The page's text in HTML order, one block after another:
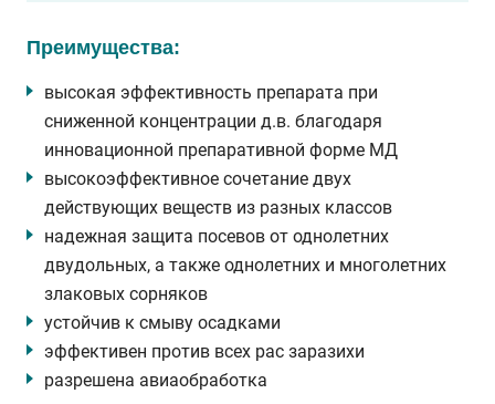
Преимущества:
высокая эффективность препарата при
сниженной концентрации д.в. благодаря
инновационной препаративной форме МД
высокоэффективное сочетание двух
действующих веществ из разных классов
надежная защита посевов от однолетних
двудольных, а также однолетних и многолетних
злаковых сорняков
устойчив к смыву осадками
эффективен против всех рас заразихи
разрешена авиаобработка